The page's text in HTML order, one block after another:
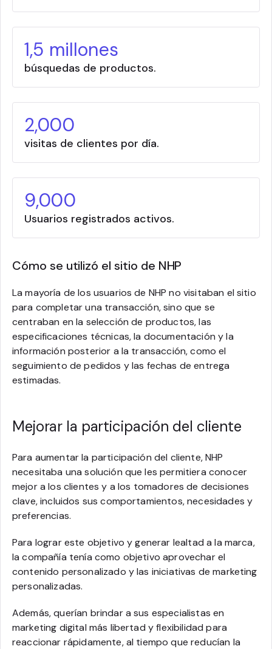
1,5 millones
búsquedas de productos.
2,000
visitas de clientes por día.
9,000
Usuarios registrados activos.
Cómo se utilizó el sitio de NHP
La mayoría de los usuarios de NHP no visitaban el sitio
para completar una transacción, sino que se
centraban en la selección de productos, las
especificaciones técnicas, la documentación y la
información posterior a la transacción, como el
seguimiento de pedidos y las fechas de entrega
estimadas.
Mejorar la participación del cliente
Para aumentar la participación del cliente, NHP
necesitaba una solución que les permitiera conocer
mejor a los clientes y a los tomadores de decisiones
clave, incluidos sus comportamientos, necesidades y
preferencias.
Para lograr este objetivo y generar lealtad a la marca,
la compañía tenía como objetivo aprovechar el
contenido personalizado y las iniciativas de marketing
personalizadas.
Además, querían brindar a sus especialistas en
marketing digital más libertad y flexibilidad para
reaccionar rápidamente, al tiempo que reducían la